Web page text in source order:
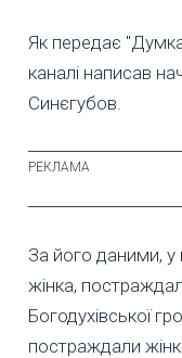
Як передає
каналі написав
Синєгубов.
За його даними, у
жінка,
Богодухівської
постраждали